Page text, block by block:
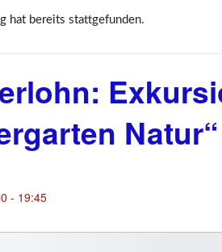
hat bereits stattgefunden.
Natur“
- 19:45